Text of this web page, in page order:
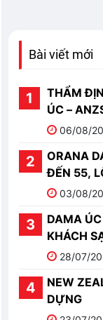
Bài viết mới
THẨM
ÚC –
06/08/
ORANA
ĐẾN 55,
03/08/
DAMA
KHÁCH
28/07/
NEW
DỰNG